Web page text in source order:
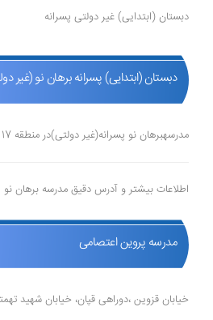
دبستان (ابتدایی) غیر دولتی پسرانه
دبستان (ابتدایی) پسرانه برهان نو (غیر
مدرسهبرهان نو پسرانه(غیر دولتی)در منطقه 17 در شهر تهرانقرار دارد.
اطلاعات بیشتر و آدرس دقیق مدرسه برهان نو
مدرسه پروین اعتصامی
خیابان قزوین ،دوراهی قپان، خیابان شهید